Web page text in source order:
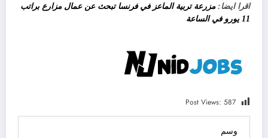
اقرا ايضا:مزرعة تربية الماعز في فرنسا تبحث عن عمال مزارع براتب
11 يورو في الساعة
Post Views: 587
وسم